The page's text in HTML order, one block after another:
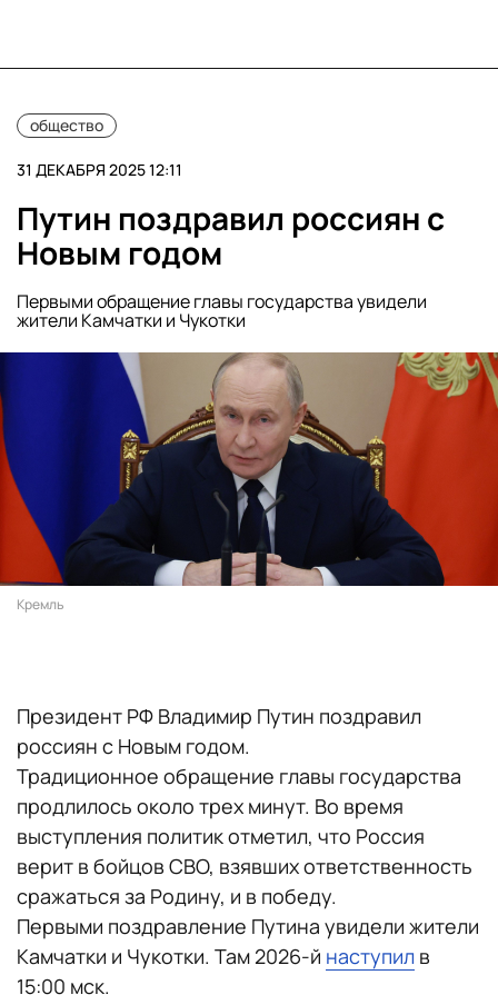
общество
31 ДЕКАБРЯ 2025 12:11
Путин поздравил россиян с
Новым годом
Первыми обращение главы государства увидели
жители Камчатки и Чукотки
Кремль
Президент РФ Владимир Путин поздравил
россиян с Новым годом.
Традиционное обращение главы государства
продлилось около трех минут. Во время
выступления политик отметил, что Россия
верит в бойцов СВО, взявших ответственность
сражаться за Родину, и в победу.
Первыми поздравление Путина увидели жители
Камчатки и Чукотки. Там 2026-й наступил в
15:00 мск.